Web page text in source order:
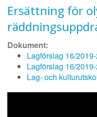
Ersättning för
Dokument:
Lagförslag 16/
Lagförslag 16/
Lag- och